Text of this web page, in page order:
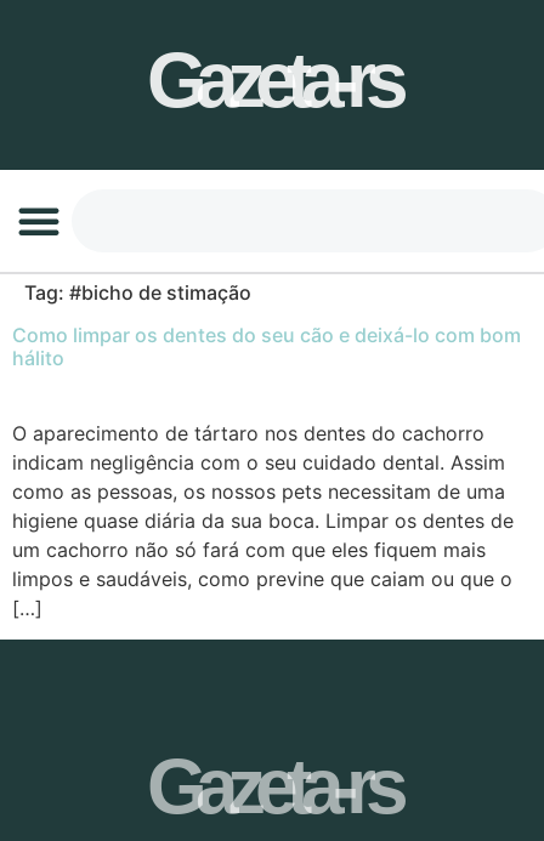
Gazeta-rs
Tag: #bicho de stimação
Como limpar os dentes do seu cão e deixá-lo com bom
hálito
O aparecimento de tártaro nos dentes do cachorro
indicam negligência com o seu cuidado dental. Assim
como as pessoas, os nossos pets necessitam de uma
higiene quase diária da sua boca. Limpar os dentes de
um cachorro não só fará com que eles fiquem mais
limpos e saudáveis, como previne que caiam ou que o
[…]
Gazeta-rs